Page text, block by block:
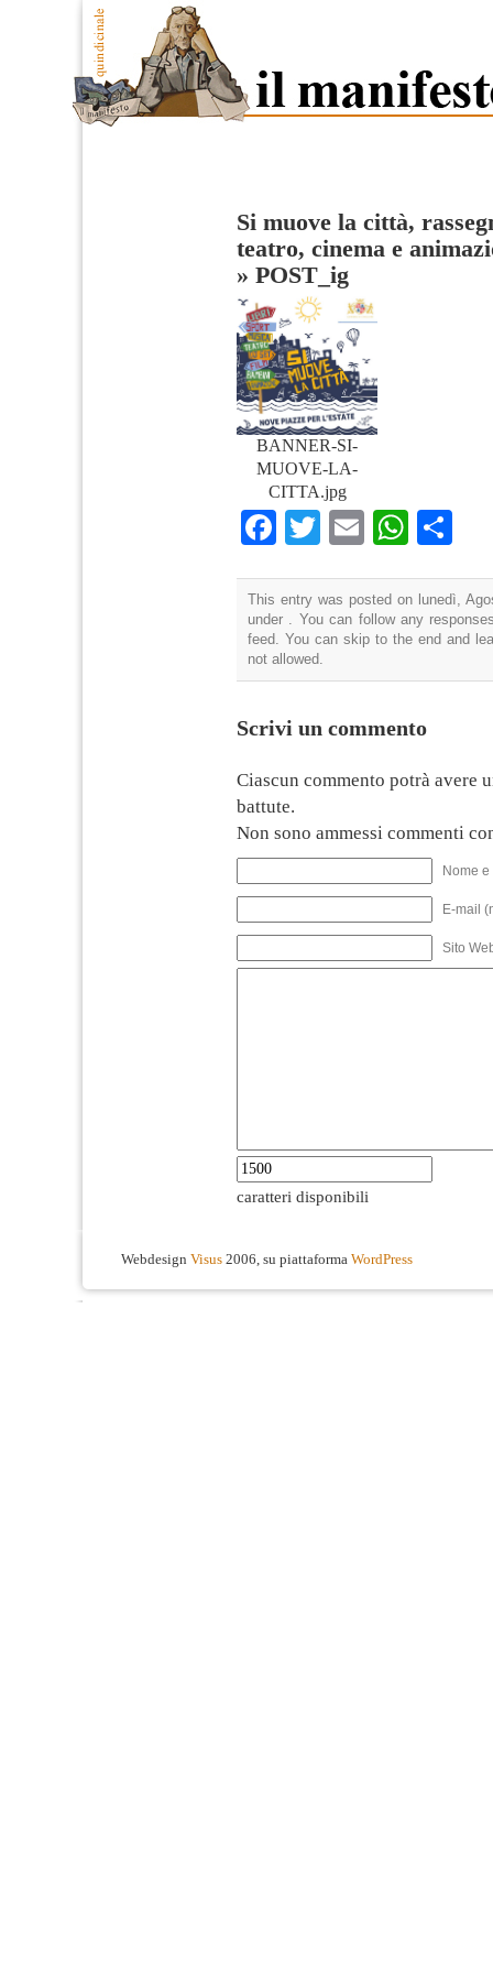
Si muove la città,
teatro, cinema e
» POST_ig
BANNER-SI-
MUOVE-LA-
CITTA.jpg
Facebook
TwitterEmail
This entry was posted on lunedì,
under . You can follow any
feed. You can skip to the end and
not allowed.
Scrivi un commento
Ciascun commento potrà avere
battute.
Non sono ammessi commenti
Nome
E-mail
Sito
caratteri disponibili
Webdesign Visus 2006, su piattaforma WordPress